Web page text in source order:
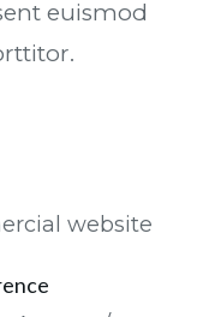
euismod
website